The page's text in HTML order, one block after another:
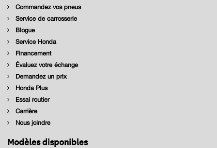
Commandez vos pneus
Service de carrosserie
Blogue
Service Honda
Financement
Évaluez votre échange
Demandez un prix
Honda Plus
Essai routier
Carrière
Nous joindre
Modèles disponibles